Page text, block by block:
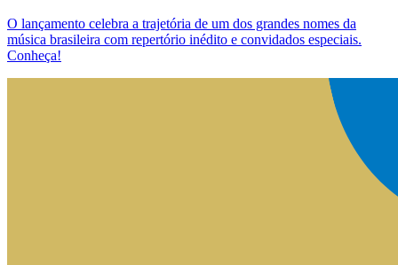
O lançamento celebra a trajetória de um dos grandes nomes da
música brasileira com repertório inédito e convidados especiais.
Conheça!